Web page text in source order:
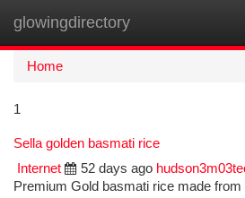
glowingdirectory
Home
1
Sella golden basmati rice
Internet
52 days ago
Premium Gold basmati rice made from